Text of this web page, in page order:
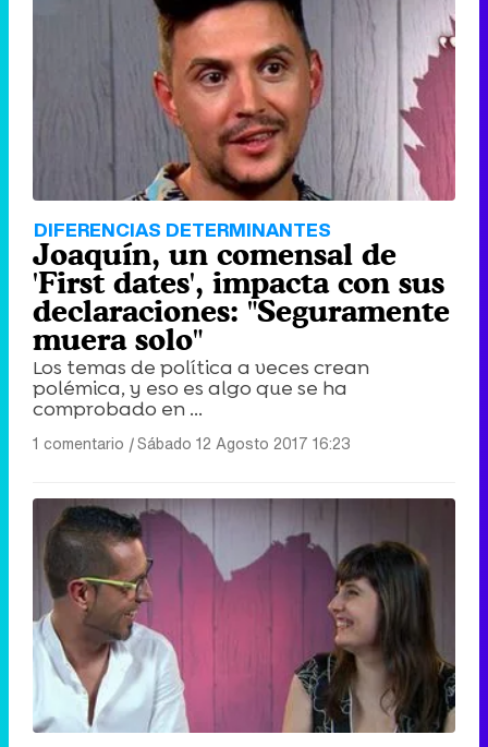
DIFERENCIAS DETERMINANTES
Joaquín, un comensal de
'First dates', impacta con sus
declaraciones: "Seguramente
muera solo"
Los temas de política a veces crean
polémica, y eso es algo que se ha
comprobado en ...
1 comentario |Sábado 12 Agosto 2017 16:23